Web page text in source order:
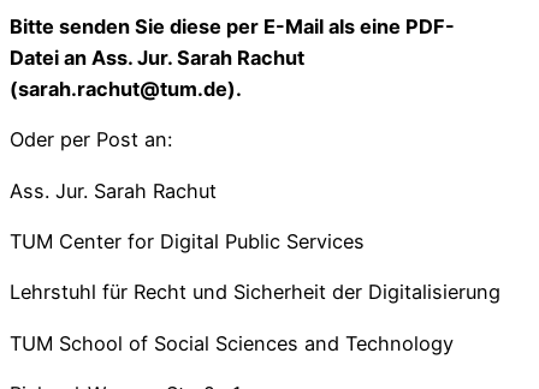
Bitte senden Sie diese per E-Mail als eine PDF-
Datei an Ass. Jur. Sarah Rachut
(sarah.rachut@tum.de).
Oder per Post an:
Ass. Jur. Sarah Rachut
TUM Center for Digital Public Services
Lehrstuhl für Recht und Sicherheit der Digitalisierung
TUM School of Social Sciences and Technology